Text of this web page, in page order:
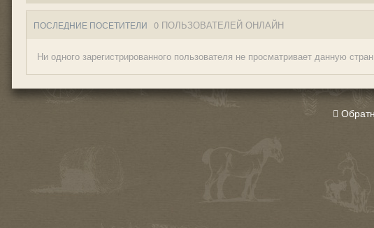
ПОСЛЕДНИЕ ПОСЕТИТЕЛИ 0 ПОЛЬЗОВАТЕЛЕЙ ОНЛАЙН
Ни одного зарегистрированного пользователя не просматривает данную